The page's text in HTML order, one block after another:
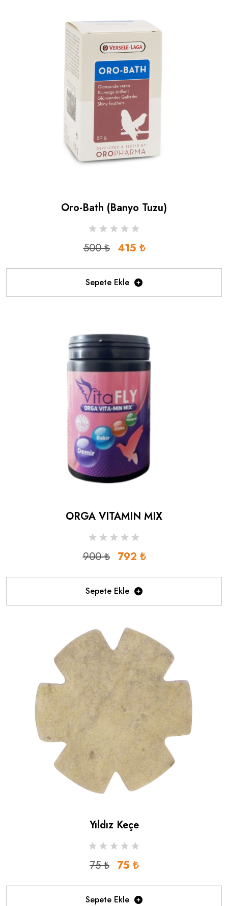
Oro-Bath (banyo Tuzu)
500 ₺ 415 ₺
Sepete Ekle
ORGA VITAMIN MIX
900 ₺ 792 ₺
Sepete Ekle
Yıldız Keçe
75 ₺ 75 ₺
Sepete Ekle